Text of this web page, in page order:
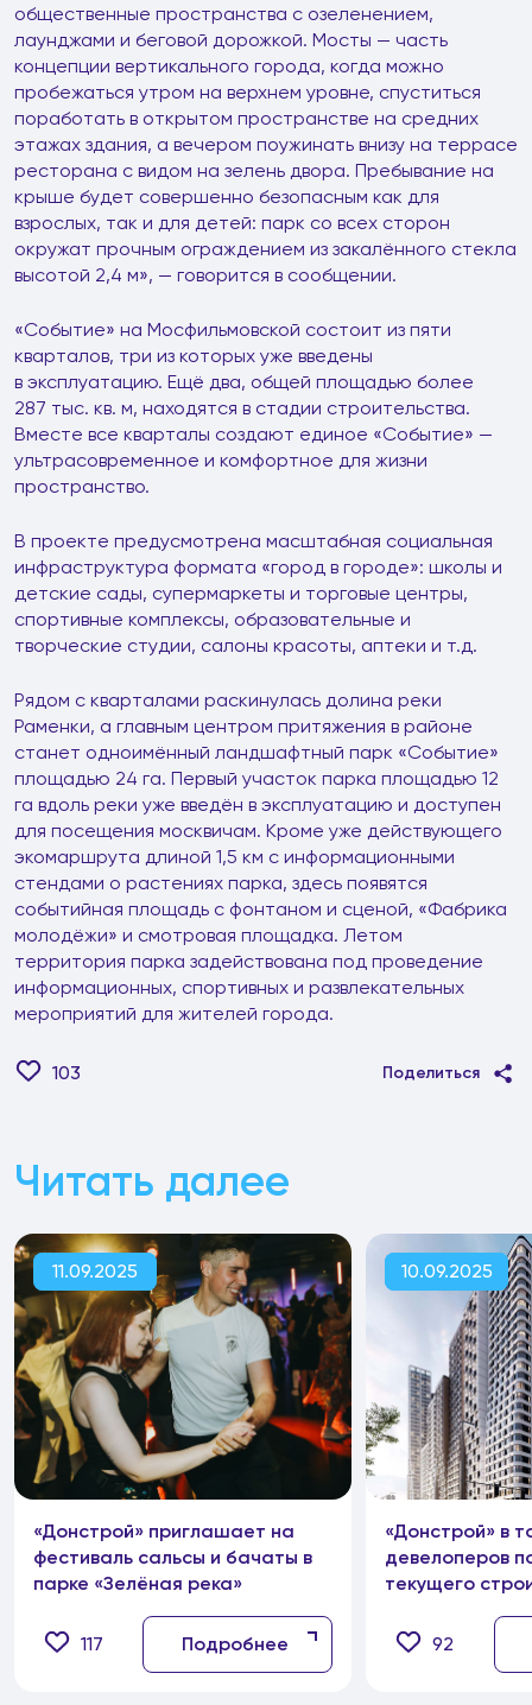
общественные пространства с озеленением,
лаунджами и беговой дорожкой. Мосты — часть
концепции вертикального города, когда можно
пробежаться утром на верхнем уровне, спуститься
поработать в открытом пространстве на средних
этажах здания, а вечером поужинать внизу на террасе
ресторана с видом на зелень двора. Пребывание на
крыше будет совершенно безопасным как для
взрослых, так и для детей: парк со всех сторон
окружат прочным ограждением из закалённого стекла
высотой 2,4 м», — говорится в сообщении.
«Событие» на Мосфильмовской состоит из пяти
кварталов, три из которых уже введены
в эксплуатацию. Ещё два, общей площадью более
287 тыс. кв. м, находятся в стадии строительства.
Вместе все кварталы создают единое «Событие» —
ультрасовременное и комфортное для жизни
пространство.
В проекте предусмотрена масштабная социальная
инфраструктура формата «город в городе»: школы и
детские сады, супермаркеты и торговые центры,
спортивные комплексы, образовательные и
творческие студии, салоны красоты, аптеки и т.д.
Рядом с кварталами раскинулась долина реки
Раменки, а главным центром притяжения в районе
станет одноимённый ландшафтный парк «Событие»
площадью 24 га. Первый участок парка площадью 12
га вдоль реки уже введён в эксплуатацию и доступен
для посещения москвичам. Кроме уже действующего
экомаршрута длиной 1,5 км с информационными
стендами о растениях парка, здесь появятся
событийная площадь с фонтаном и сценой, «Фабрика
молодёжи» и смотровая площадка. Летом
территория парка задействована под проведение
информационных, спортивных и развлекательных
мероприятий для жителей города.
103 Поделиться
Читать далее
11.09.2025
«Донстрой» приглашает на
фестиваль сальсы и бачаты в
парке «Зелёная река»
117 Подробнее
10.09.2025
«Донстрой» в
девелоперов
текущего
92